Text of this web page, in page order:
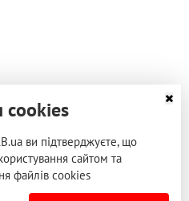
cookies
ви підтверджуєте, що
сайтом та
файлів cookies